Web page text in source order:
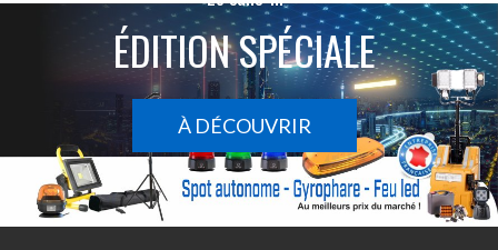
ÉDITION SPÉCIALE
À DÉCOUVRIR